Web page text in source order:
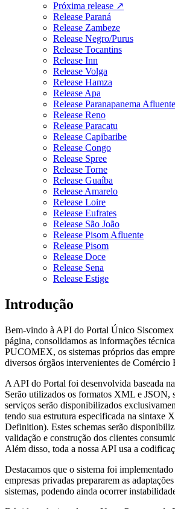
Próxima release ↗
Release Paraná
Release Zambeze
Release Negro/Purus
Release Tocantins
Release Inn
Release Volga
Release Hamza
Release Apa
Release Paranapanema
Release Reno
Release Paracatu
Release Capibaribe
Release Congo
Release Spree
Release Torne
Release Guaíba
Release Amarelo
Release Loire
Release Eufrates
Release São João
Release Pisom Afluente
Release Pisom
Release Doce
Release Sena
Release Estige
Introdução
Bem-vindo à API do Portal Único
página, consolidamos as informações
PUCOMEX, os sistemas próprios das
diversos órgãos intervenientes de Comércio
A API do Portal foi desenvolvida baseada
Serão utilizados os formatos XML e JSON,
serviços serão disponibilizados
tendo sua estrutura especificada na sintaxe
Definition). Estes schemas serão
validação e construção dos clientes
Além disso, toda a nossa API usa a
Destacamos que o sistema foi implementado
empresas privadas prepararem as
sistemas, podendo ainda ocorrer